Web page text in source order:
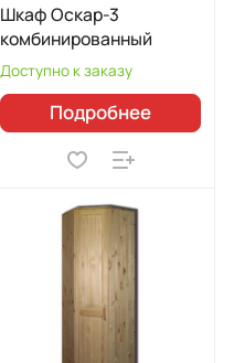
Шкаф Оскар-3
комбинированный
Доступно к заказу
Подробнее